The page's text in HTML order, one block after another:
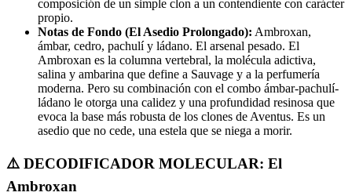
composición de un simple clon a un contendiente con carácter
propio.
Notas de Fondo (El Asedio Prolongado): Ambroxan,
ámbar, cedro, pachulí y ládano. El arsenal pesado. El
Ambroxan es la columna vertebral, la molécula adictiva,
salina y ambarina que define a Sauvage y a la perfumería
moderna. Pero su combinación con el combo ámbar-pachulí-
ládano le otorga una calidez y una profundidad resinosa que
evoca la base más robusta de los clones de Aventus. Es un
asedio que no cede, una estela que se niega a morir.
⚠️ DECODIFICADOR MOLECULAR: El
Ambroxan